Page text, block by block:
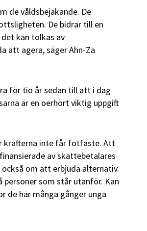
de våldsbejakande. De
De bidrar till en
kan tolkas av
att agera, säger Ahn-Za
för tio år sedan till att i dag
är en oerhört viktig uppgift
krafterna inte får fotfäste. Att
av skattebetalares
om att erbjuda alternativ.
som står utanför. Kan
de här många gånger unga